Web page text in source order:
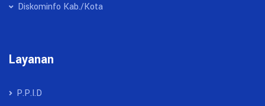
Diskominfo Kab./Kota
Layanan
P.P.I.D